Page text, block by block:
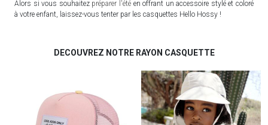
Alors si vous souhaitez préparer l'étéen offrant un accessoire stylé et coloré
à votre enfant, laissez-vous tenter par les casquettes Hello Hossy !
DECOUVREZ NOTRE RAYON CASQUETTE